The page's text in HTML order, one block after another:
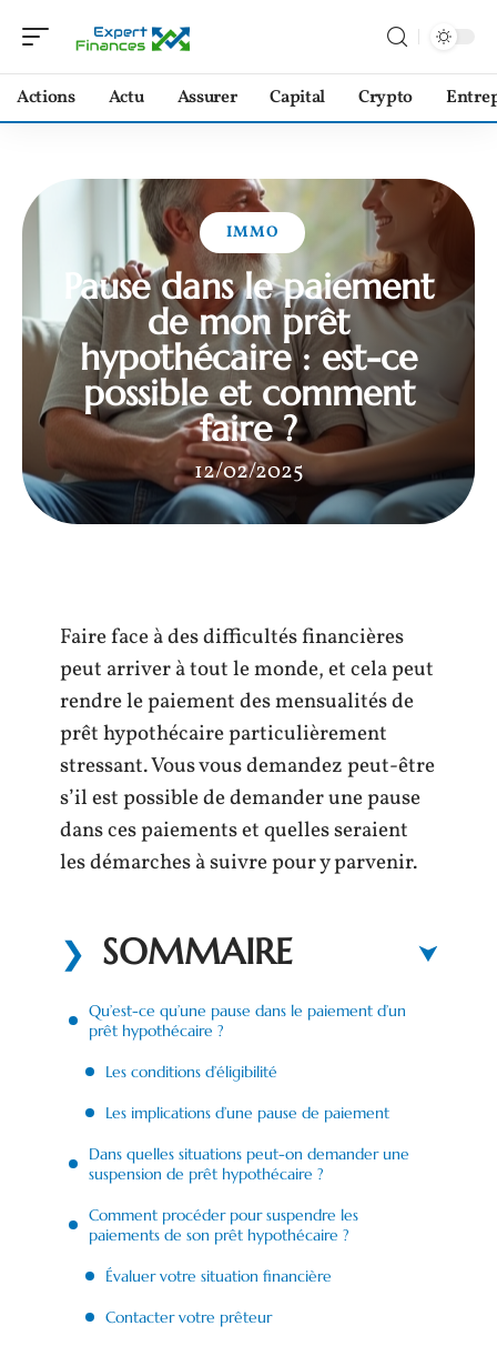
Actions Actu Assurer Capital Crypto
IMMO
Pause dans le paiement
de mon prêt
hypothécaire : est-ce
possible et comment
faire ?
12/02/2025
Faire face à des difficultés financières
peut arriver à tout le monde, et cela peut
rendre le paiement des mensualités de
prêt hypothécaire particulièrement
stressant. Vous vous demandez peut-être
s’il est possible de demander une pause
dans ces paiements et quelles seraient
les démarches à suivre pour y parvenir.
SOMMAIRE
Qu’est-ce qu’une pause dans le paiement d’un
prêt hypothécaire ?
Les conditions d’éligibilité
Les implications d’une pause de paiement
Dans quelles situations peut-on demander une
suspension de prêt hypothécaire ?
Comment procéder pour suspendre les
paiements de son prêt hypothécaire ?
Évaluer votre situation financière
Contacter votre prêteur